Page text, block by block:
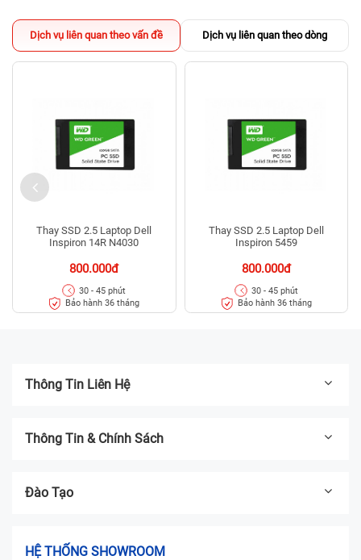
Dịch vụ liên quan theo vấn đề Dịch vụ liên quan theo dòng
Thay SSD 2.5 Laptop Dell
Inspiron 14R N4030
800.000đ
30 - 45 phút
Bảo hành 36 tháng
Thay SSD 2.5 Laptop Dell
Inspiron 5459
800.000đ
30 - 45 phút
Bảo hành 36 tháng
Thông Tin Liên Hệ
Thông Tin & Chính Sách
Đào Tạo
HỆ THỐNG SHOWROOM